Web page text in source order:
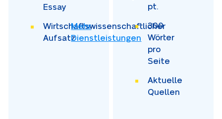
Essay
Wirtschaftswissenschaftlicher
Aufsatz
Mehr
Dienstleistungen
pt.
300
Wörter
pro
Seite
Aktuelle
Quellen